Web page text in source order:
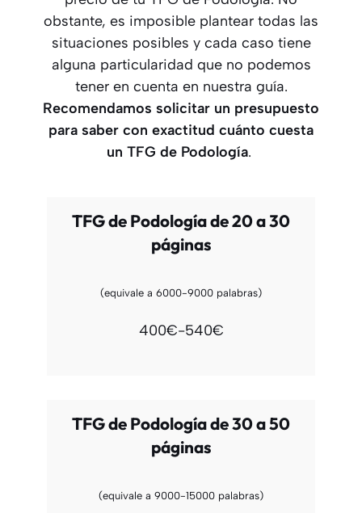
obstante, es imposible plantear todas las
situaciones posibles y cada caso tiene
alguna particularidad que no podemos
tener en cuenta en nuestra guía.
Recomendamos solicitar un presupuesto
para saber con exactitud cuánto cuesta
un TFG de Podología.
TFG de Podología de 20 a 30
páginas
(equivale a 6000-9000 palabras)
400€-540€
TFG de Podología de 30 a 50
páginas
(equivale a 9000-15000 palabras)